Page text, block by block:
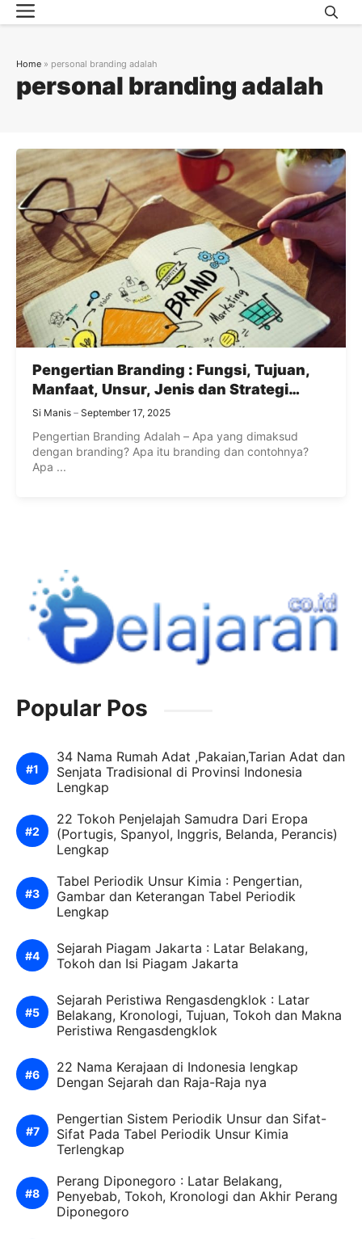
Skip
to
Menu
personal branding adalah
Home » personal branding adalah
Pengertian Branding : Fungsi, Tujuan,
Manfaat, Unsur, Jenis dan Strategi
Branding
Si Manis September 17, 2025
Pengertian Branding Adalah – Apa yang dimaksud
dengan branding? Apa itu branding dan contohnya?
Apa ...
Popular Pos
34 Nama Rumah Adat ,Pakaian,Tarian Adat dan
Senjata Tradisional di Provinsi Indonesia
Lengkap
22 Tokoh Penjelajah Samudra Dari Eropa
(Portugis, Spanyol, Inggris, Belanda, Perancis)
Lengkap
Tabel Periodik Unsur Kimia : Pengertian,
Gambar dan Keterangan Tabel Periodik
Lengkap
Sejarah Piagam Jakarta : Latar Belakang,
Tokoh dan Isi Piagam Jakarta
Sejarah Peristiwa Rengasdengklok : Latar
Belakang, Kronologi, Tujuan, Tokoh dan Makna
Peristiwa Rengasdengklok
22 Nama Kerajaan di Indonesia lengkap
Dengan Sejarah dan Raja-Raja nya
Pengertian Sistem Periodik Unsur dan Sifat-
Sifat Pada Tabel Periodik Unsur Kimia
Terlengkap
Perang Diponegoro : Latar Belakang,
Penyebab, Tokoh, Kronologi dan Akhir Perang
Diponegoro